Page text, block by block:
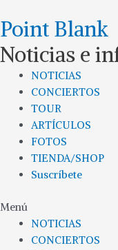
al
contenido
Point Blank
Noticias e
NOTICIAS
CONCIERTOS
TOUR
ARTÍCULOS
FOTOS
TIENDA/SHOP
Suscríbete
Menú
NOTICIAS
CONCIERTOS